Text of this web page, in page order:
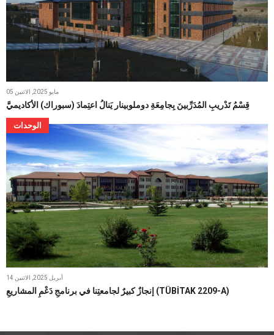
05 مايو 2025, الاثنين
قِسْمُ تَدْريبِ المُدَرِّبينَ بِجامِعَةِ دوملوبينار يَنالُ اعتِمادَ (سبوراك) الأكاديميَّ
الوحدات
14 أبريل 2025, الاثنين
إنجازٌ كبيرٌ لجامعتِنا في برنامجِ دَعْمِ المشاريعِ (TÜBİTAK 2209-A)